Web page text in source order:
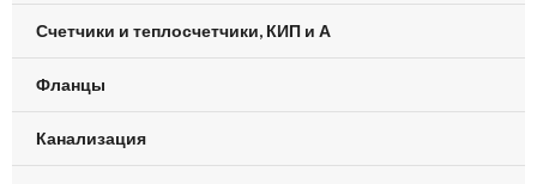
Счетчики и теплосчетчики, КИП и А
Фланцы
Канализация